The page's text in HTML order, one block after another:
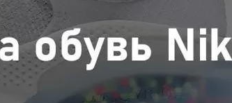
макияж и парфюмерия.
со скидками до 70% на смартфоны,
Не теряйте времени и оцените